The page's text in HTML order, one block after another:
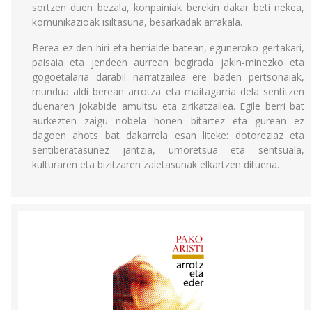
sortzen duen bezala, konpainiak berekin dakar beti nekea,
komunikazioak isiltasuna, besarkadak arrakala.
Berea ez den hiri eta herrialde batean, eguneroko gertakari,
paisaia eta jendeen aurrean begirada jakin-minezko eta
gogoetalaria darabil narratzailea ere baden pertsonaiak,
mundua aldi berean arrotza eta maitagarria dela sentitzen
duenaren jokabide amultsu eta zirikatzailea. Egile berri bat
aurkezten zaigu nobela honen bitartez eta gurean ez
dagoen ahots bat dakarrela esan liteke: dotoreziaz eta
sentiberatasunez jantzia, umoretsua eta sentsuala,
kulturaren eta bizitzaren zaletasunak elkartzen dituena.